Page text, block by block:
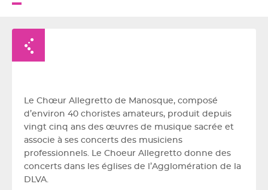
Le Chœur Allegretto de Manosque, composé
d’environ 40 choristes amateurs, produit depuis
vingt cinq ans des œuvres de musique sacrée et
associe à ses concerts des musiciens
professionnels. Le Choeur Allegretto donne des
concerts dans les églises de l’Agglomération de la
DLVA.